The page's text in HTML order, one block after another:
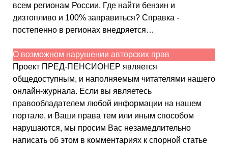
всем регионам России. Где найти бензин и
дизтопливо и 100% заправиться? Справка -
постепенно в регионах внедряется…
О возможном нарушении авторских прав
Проект ПРЕД-ПЕНСИОНЕР является
общедоступным, и наполняемым читателями нашего
онлайн-журнала. Если вы являетесь
правообладателем любой информации на нашем
портале, и Ваши права тем или иным способом
нарушаются, мы просим Вас незамедлительно
написать об этом в комментариях к спорной статье